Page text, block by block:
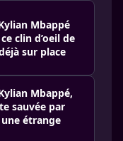
Mbappé
clin d’oeil de
sur place
Mbappé,
sauvée par
une étrange